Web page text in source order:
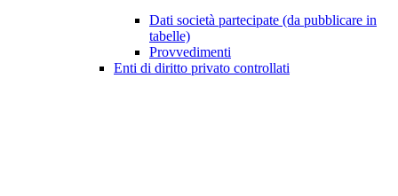
Dati società partecipate (da pubblicare in
tabelle)
Provvedimenti
Enti di diritto privato controllati